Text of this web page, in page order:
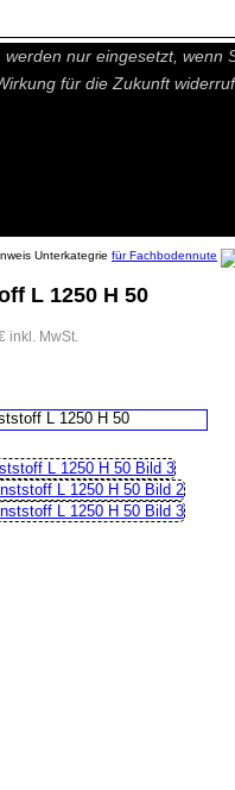
die Ihnen ein besseres
nur eingesetzt,
für die Zukunft
für Fachbodennute
L 1250 H 50
inkl. MwSt.